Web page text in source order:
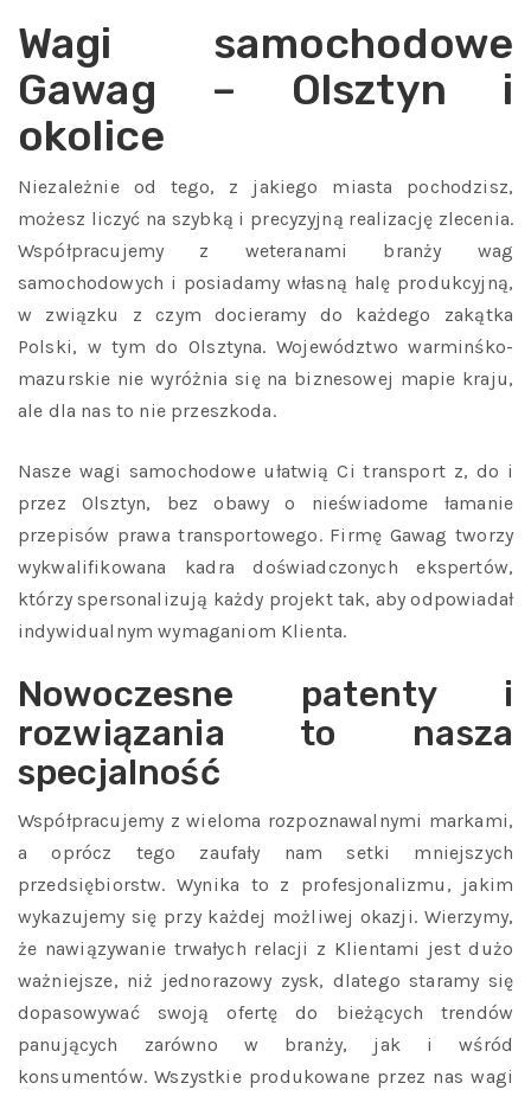
Wagi samochodowe
Gawag – Olsztyn i
okolice
Niezależnie od tego, z jakiego miasta pochodzisz,
możesz liczyć na szybką i precyzyjną realizację zlecenia.
Współpracujemy z weteranami branży wag
samochodowych i posiadamy własną halę produkcyjną,
w związku z czym docieramy do każdego zakątka
Polski, w tym do Olsztyna. Województwo warminśko-
mazurskie nie wyróżnia się na biznesowej mapie kraju,
ale dla nas to nie przeszkoda.
Nasze wagi samochodowe ułatwią Ci transport z, do i
przez Olsztyn, bez obawy o nieświadome łamanie
przepisów prawa transportowego. Firmę Gawag tworzy
wykwalifikowana kadra doświadczonych ekspertów,
którzy spersonalizują każdy projekt tak, aby odpowiadał
indywidualnym wymaganiom Klienta.
Nowoczesne patenty i
rozwiązania to nasza
specjalność
Współpracujemy z wieloma rozpoznawalnymi markami,
a oprócz tego zaufały nam setki mniejszych
przedsiębiorstw. Wynika to z profesjonalizmu, jakim
wykazujemy się przy każdej możliwej okazji. Wierzymy,
że nawiązywanie trwałych relacji z Klientami jest dużo
ważniejsze, niż jednorazowy zysk, dlatego staramy się
dopasowywać swoją ofertę do bieżących trendów
panujących zarówno w branży, jak i wśród
konsumentów. Wszystkie produkowane przez nas wagi